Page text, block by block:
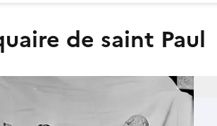
de saint Paul